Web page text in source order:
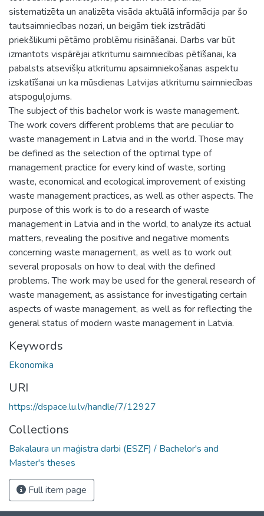
sistematizēta un analizēta visāda aktuālā informācija par šo
tautsaimniecības nozari, un beigām tiek izstrādāti
priekšlikumi pētāmo problēmu risināšanai. Darbs var būt
izmantots vispārējai atkritumu saimniecības pētīšanai, ka
pabalsts atsevišķu atkritumu apsaimniekošanas aspektu
izskatīšanai un ka mūsdienas Latvijas atkritumu saimniecības
atspoguļojums.
The subject of this bachelor work is waste management.
The work covers different problems that are peculiar to
waste management in Latvia and in the world. Those may
be defined as the selection of the optimal type of
management practice for every kind of waste, sorting
waste, economical and ecological improvement of existing
waste management practices, as well as other aspects. The
purpose of this work is to do a research of waste
management in Latvia and in the world, to analyze its actual
matters, revealing the positive and negative moments
concerning waste management, as well as to work out
several proposals on how to deal with the defined
problems. The work may be used for the general research of
waste management, as assistance for investigating certain
aspects of waste management, as well as for reflecting the
general status of modern waste management in Latvia.
Keywords
Ekonomika
URI
https://dspace.lu.lv/handle/7/12927
Collections
Bakalaura un maģistra darbi (ESZF) / Bachelor's and
Master's theses
Full item page